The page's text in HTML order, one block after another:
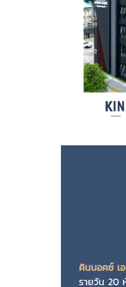
คินบอคซ์ เ
รายวัน 20